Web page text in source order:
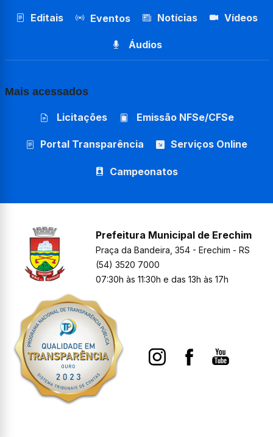
Editais Eventos Notícias Vídeos
Áudios
Mais acessados
Licitações Emissão NFSe/CFSe
Portal Transparência Serviços Online
Campeonatos
Prefeitura Municipal de Erechim
Praça da Bandeira, 354 - Erechim - RS
(54) 3520 7000
07:30h às 11:30h e das 13h às 17h